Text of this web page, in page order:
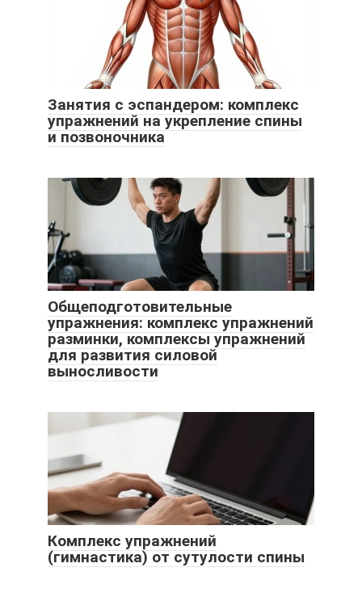
Занятия с эспандером: комплекс
упражнений на укрепление спины
и позвоночника
Общеподготовительные
упражнения: комплекс упражнений
разминки, комплексы упражнений
для развития силовой
выносливости
Комплекс упражнений
(гимнастика) от сутулости спины